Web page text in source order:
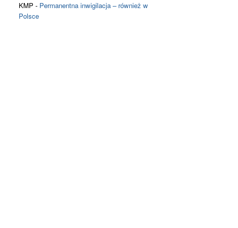
KMP- Permanentna inwigilacja – również w
Polsce